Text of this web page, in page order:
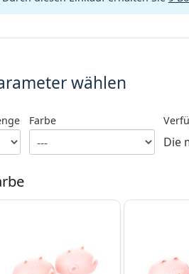
wählen
wählen
Farbe
Die